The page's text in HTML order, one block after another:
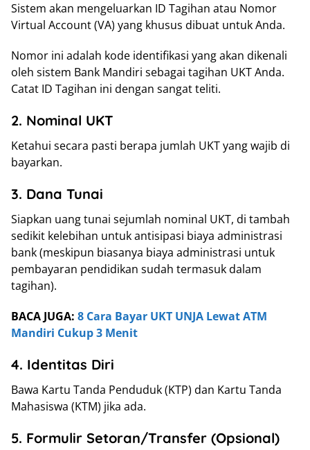
Sistem akan mengeluarkan ID Tagihan atau Nomor
Virtual Account (VA) yang khusus dibuat untuk Anda.
Nomor ini adalah kode identifikasi yang akan dikenali
oleh sistem Bank Mandiri sebagai tagihan UKT Anda.
Catat ID Tagihan ini dengan sangat teliti.
2. Nominal UKT
Ketahui secara pasti berapa jumlah UKT yang wajib di
bayarkan.
3. Dana Tunai
Siapkan uang tunai sejumlah nominal UKT, di tambah
sedikit kelebihan untuk antisipasi biaya administrasi
bank (meskipun biasanya biaya administrasi untuk
pembayaran pendidikan sudah termasuk dalam
tagihan).
BACA JUGA: 8 Cara Bayar UKT UNJA Lewat ATM
Mandiri Cukup 3 Menit
4. Identitas Diri
Bawa Kartu Tanda Penduduk (KTP) dan Kartu Tanda
Mahasiswa (KTM) jika ada.
5. Formulir Setoran/Transfer (Opsional)